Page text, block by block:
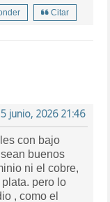
Citar
junio, 2026 21:46
con bajo
buenos
ni el cobre,
pero lo
, como el